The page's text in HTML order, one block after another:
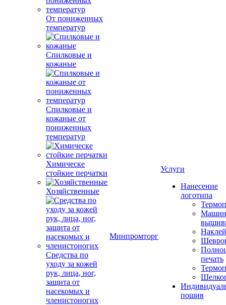
От пониженных
температур
Спилковые и
кожаные
Спилковые и
кожаные от
пониженных
температур
Химическе
стойкие перчатки
Хозяйственные
Средства по
уходу за кожей
рук, лица, ног,
защита от
насекомых и
членистоногих
Минпромторг
Услуги
Нанесение
логотипа
печать
пошив